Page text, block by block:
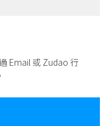
Email 或 Zudao 行